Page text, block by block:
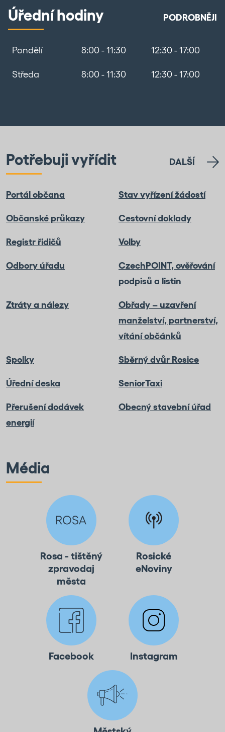
Úřední hodiny PODROBNĚJI
Pondělí 8:00 - 11:30 12:30 - 17:00
Středa 8:00 - 11:30 12:30 - 17:00
Potřebuji vyřídit DALŠÍ
Portál občana Stav vyřízení žádostí
Občanské průkazy Cestovní doklady
Registr řidičů Volby
Odbory úřadu
CzechPOINT, ověřování
podpisů a listin
Ztráty a nálezy
Obřady – uzavření
manželství, partnerství,
vítání občánků
Spolky Sběrný dvůr Rosice
Úřední deska SeniorTaxi
Přerušení dodávek
energií
Obecný stavební úřad
Média
Rosa - tištěný
zpravodaj
města
Rosické
eNoviny
Facebook Instagram